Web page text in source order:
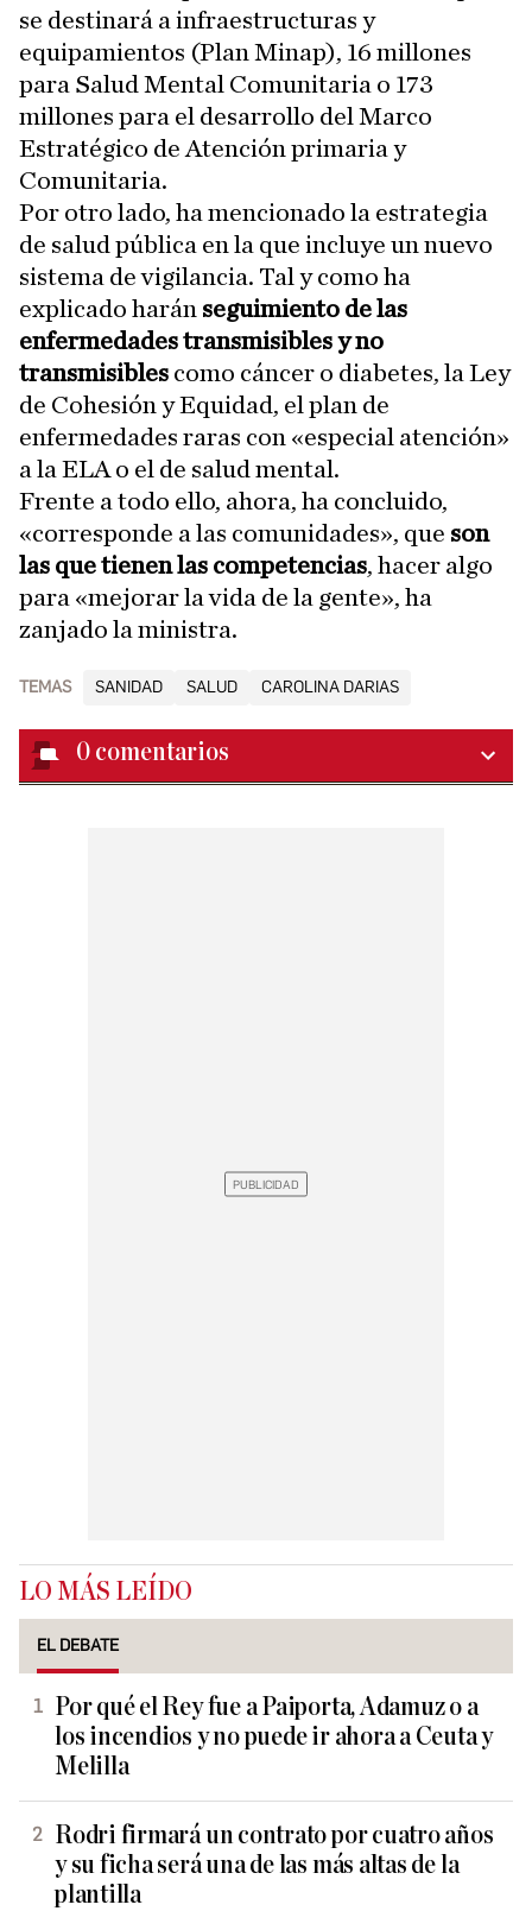
se destinará a infraestructuras y
equipamientos (Plan Minap), 16 millones
para Salud Mental Comunitaria o 173
millones para el desarrollo del Marco
Estratégico de Atención primaria y
Comunitaria.
Por otro lado, ha mencionado la estrategia
de salud pública en la que incluye un nuevo
sistema de vigilancia. Tal y como ha
explicado harán seguimiento de las
enfermedades transmisibles y no
transmisibles como cáncer o diabetes, la Ley
de Cohesión y Equidad, el plan de
enfermedades raras con «especial atención»
a la ELA o el de salud mental.
Frente a todo ello, ahora, ha concluido,
«corresponde a las comunidades», que son
las que tienen las competencias, hacer algo
para «mejorar la vida de la gente», ha
zanjado la ministra.
TEMAS SANIDAD SALUD CAROLINA DARIAS
0 comentarios
LO MÁS LEÍDO
EL DEBATE
Por qué el Rey fue a Paiporta, Adamuz o a
los incendios y no puede ir ahora a Ceuta y
Melilla
Rodri firmará un contrato por cuatro años
y su ficha será una de las más altas de la
plantilla